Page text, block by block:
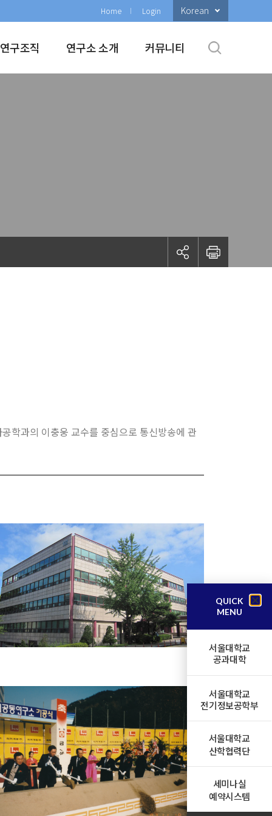
Home Login Korean
연구조직 연구소 소개 커뮤니티
학과의 이충웅 교수를 중심으로 통신방송에 관
QUICK
MENU
서울대학교
공과대학
서울대학교
전기정보공학부
서울대학교
산학협력단
세미나실
예약시스템